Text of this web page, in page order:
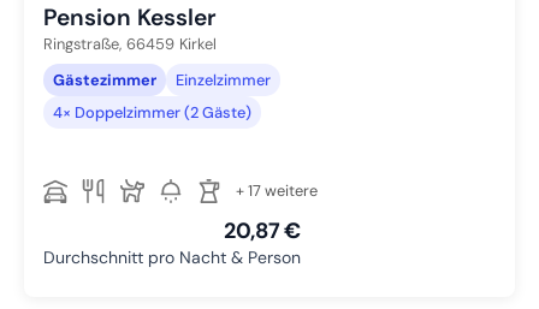
Pension Kessler
Ringstraße, 66459 Kirkel
Gästezimmer
Einzelzimmer
4× Doppelzimmer (2 Gäste)
+ 17 weitere
20,87 €
Durchschnitt pro Nacht & Person